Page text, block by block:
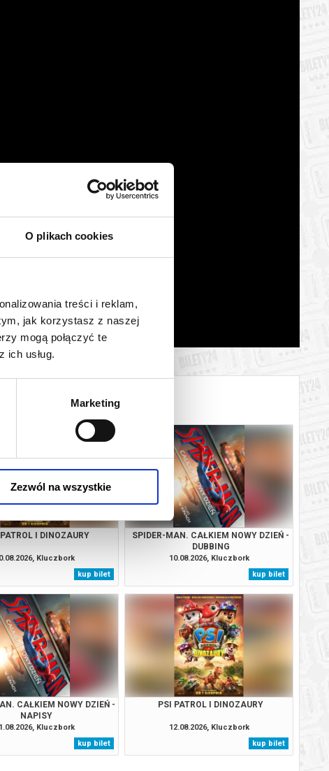
O plikach cookies
treści i reklam,
jak korzystasz z naszej
mogą połączyć te
ich usług.
Marketing
Zezwól na wszystkie
I DINOZAURY
Kluczbork
kup bilet
SPIDER-MAN. CAŁKIEM NOWY DZIEŃ -
DUBBING
10.08.2026, Kluczbork
kup bilet
CAŁKIEM NOWY DZIEŃ -
NAPISY
Kluczbork
kup bilet
PSI PATROL I DINOZAURY
12.08.2026, Kluczbork
kup bilet